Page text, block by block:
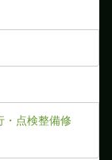
・点検整備修